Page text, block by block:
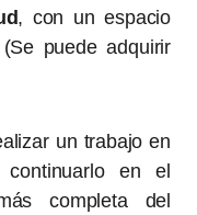
, con un espacio
puede adquirir
un trabajo en
en el
completa del